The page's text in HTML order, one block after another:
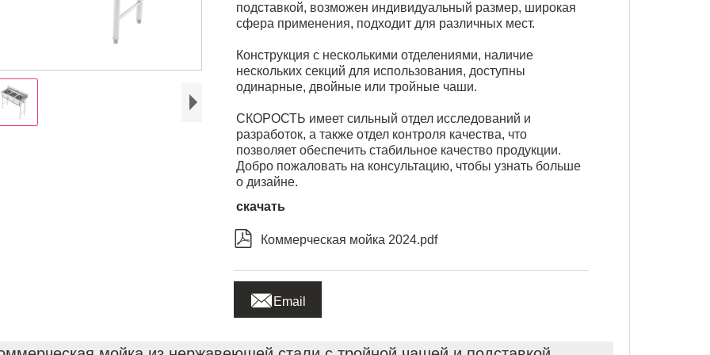
подставкой, возможен индивидуальный размер, широкая
сфера применения, подходит для различных мест.
Конструкция с несколькими отделениями, наличие
нескольких секций для использования, доступны
одинарные, двойные или тройные чаши.
СКОРОСТЬ имеет сильный отдел исследований и
разработок, а также отдел контроля качества, что
позволяет обеспечить стабильное качество продукции.
Добро пожаловать на консультацию, чтобы узнать больше
о дизайне.
скачать
 Коммерческая мойка 2024.pdf
 Email